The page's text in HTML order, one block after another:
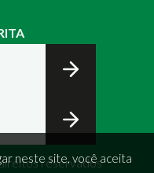
reservados
neste site, você aceita